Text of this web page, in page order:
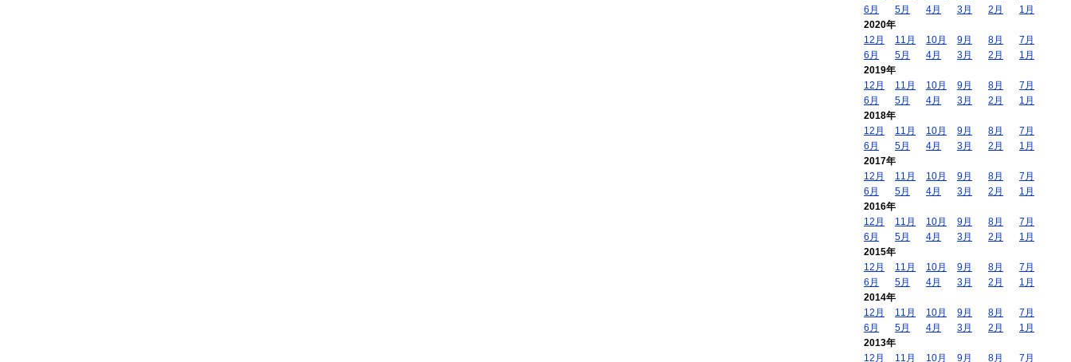
6月
5月 4月 3月 2月
1月
2020年
12月
11月 10月 9月 8月
7月
6月
5月 4月 3月 2月
1月
2019年
12月
11月 10月 9月 8月
7月
6月
5月 4月 3月 2月
1月
2018年
12月
11月 10月 9月 8月
7月
6月
5月 4月 3月 2月
1月
2017年
12月
11月 10月 9月 8月
7月
6月
5月 4月 3月 2月
1月
2016年
12月
11月 10月 9月 8月
7月
6月
5月 4月 3月 2月
1月
2015年
12月
11月 10月 9月 8月
7月
6月
5月 4月 3月 2月
1月
2014年
12月
11月 10月 9月 8月
7月
6月
5月 4月 3月 2月
1月
2013年
12月
11月 10月 9月 8月 7月